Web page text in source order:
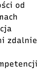
od
zdalnie